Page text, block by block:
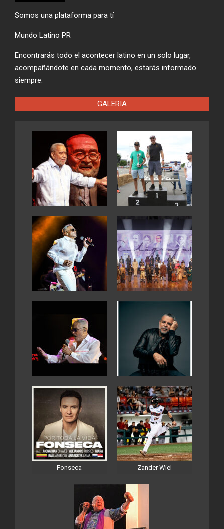
Somos una plataforma para tí
Mundo Latino PR
Encontrarás todo el acontecer latino en un solo lugar,
acompañándote en cada momento, estarás informado
siempre.
GALERIA
Fonseca Zander Wiel